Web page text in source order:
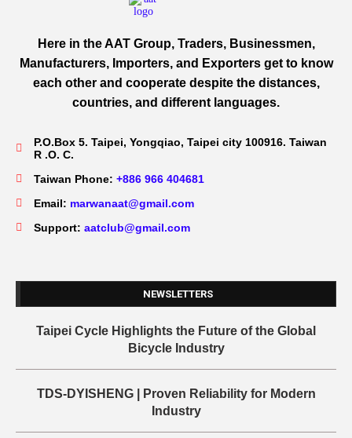
Here in the AAT Group, Traders, Businessmen,
Manufacturers, Importers, and Exporters get to know
each other and cooperate despite the distances,
countries, and different languages.
P.O.Box 5. Taipei, Yongqiao, Taipei city 100916. Taiwan
R .O. C.
Taiwan Phone: +886 966 404681
Email: marwanaat@gmail.com
Support: aatclub@gmail.com
NEWSLETTERS
Taipei Cycle Highlights the Future of the Global
Bicycle Industry
TDS-DYISHENG | Proven Reliability for Modern
Industry